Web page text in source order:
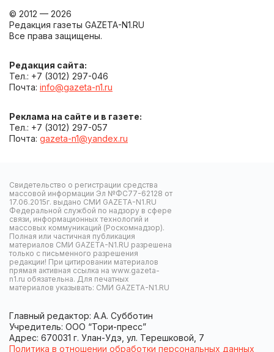
© 2012 — 2026
Редакция газеты GAZETA-N1.RU
Все права защищены.
Редакция сайта:
Тел.: +7 (3012) 297-046
Почта: info@gazeta-n1.ru
Реклама на сайте и в газете:
Тел.: +7 (3012) 297-057
Почта: gazeta-n1@yandex.ru
Свидетельство о регистрации средства
массовой информации Эл №ФС77-62128 от
17.06.2015г. выдано СМИ GAZETA-N1.RU
Федеральной службой по надзору в сфере
связи, информационных технологий и
массовых коммуникаций (Роскомнадзор).
Полная или частичная публикация
материалов СМИ GAZETA-N1.RU разрешена
только с письменного разрешения
редакции! При цитировании материалов
прямая активная ссылка на www.gazeta-
n1.ru обязательна. Для печатных
материалов указывать: СМИ GAZETA-N1.RU
Главный редактор: А.А. Субботин
Учредитель: ООО “Тори-пресс”
Адрес: 670031 г. Улан-Удэ, ул. Терешковой, 7
Политика в отношении обработки персональных данных